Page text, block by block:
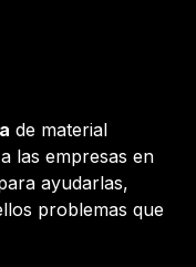
de material
las empresas en
ayudarlas,
problemas que